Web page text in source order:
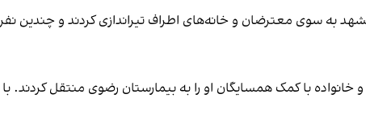
سوی معترضان و خانه‌های اطراف تیراندازی کردند و چندین نفر
و خانواده با کمک همسایگان او را به بیمارستان رضوی منتقل کردند.